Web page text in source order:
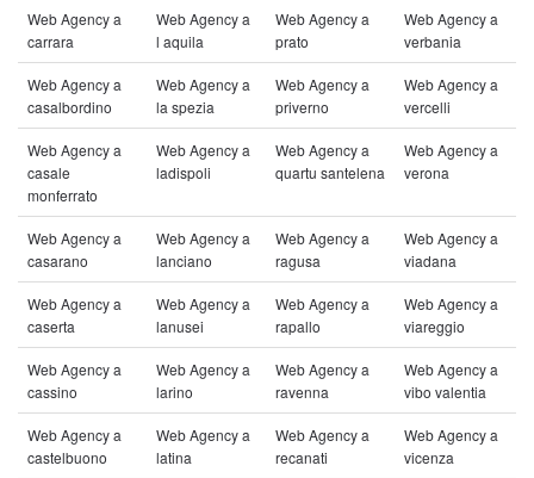
Web Agency a
carrara
Web Agency a
l aquila
Web Agency a
prato
Web Agency a
verbania
Web Agency a
casalbordino
Web Agency a
la spezia
Web Agency a
priverno
Web Agency a
vercelli
Web Agency a
casale
monferrato
Web Agency a
ladispoli
Web Agency a
quartu santelena
Web Agency a
verona
Web Agency a
casarano
Web Agency a
lanciano
Web Agency a
ragusa
Web Agency a
viadana
Web Agency a
caserta
Web Agency a
lanusei
Web Agency a
rapallo
Web Agency a
viareggio
Web Agency a
cassino
Web Agency a
larino
Web Agency a
ravenna
Web Agency a
vibo valentia
Web Agency a
castelbuono
Web Agency a
latina
Web Agency a
recanati
Web Agency a
vicenza